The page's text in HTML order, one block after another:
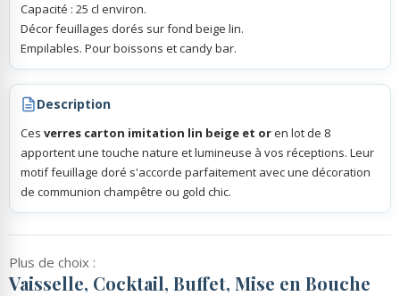
Capacité : 25 cl environ.
Décor feuillages dorés sur fond beige lin.
Empilables. Pour boissons et candy bar.
Description
Ces verres carton imitation lin beige et oren lot de 8
apportent une touche nature et lumineuse à vos réceptions. Leur
motif feuillage doré s'accorde parfaitement avec une décoration
de communion champêtre ou gold chic.
Plus de choix :
Vaisselle, Cocktail, Buffet, Mise en Bouche